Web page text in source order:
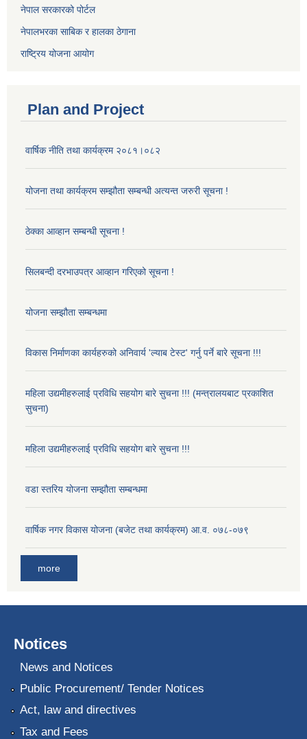
नेपाल सरकारको पोर्टल
नेपालभरका साबिक र हालका ठेगाना
राष्ट्रिय योजना आयोग
Plan and Project
वार्षिक नीति तथा कार्यक्रम २०८१।०८२
योजना तथा कार्यक्रम सम्झौता सम्बन्धी अत्यन्त जरुरी सूचना !
ठेक्का आव्हान सम्बन्धी सूचना !
सिलबन्दी दरभाउपत्र आव्हान गरिएको सूचना !
योजना सम्झौता सम्बन्धमा
विकास निर्माणका कार्यहरुको अनिवार्य 'ल्याब टेस्ट' गर्नु पर्ने बारे सूचना !!!
महिला उद्यमीहरुलाई प्रविधि सहयोग बारे सुचना !!! (मन्त्रालयबाट प्रकाशित
सुचना)
महिला उद्यमीहरुलाई प्रविधि सहयोग बारे सुचना !!!
वडा स्तरिय योजना सम्झौता सम्बन्धमा
वार्षिक नगर विकास योजना (बजेट तथा कार्यक्रम) आ.व. ०७८-०७९
more
Notices
News and Notices
Public Procurement/ Tender Notices
Act, law and directives
Tax and Fees